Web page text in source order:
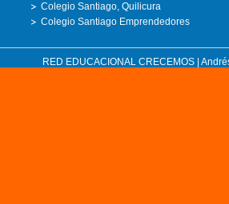
Colegio Santiago, Quilicura
Colegio Santiago Emprendedores
RED EDUCACIONAL CRECEMOS |